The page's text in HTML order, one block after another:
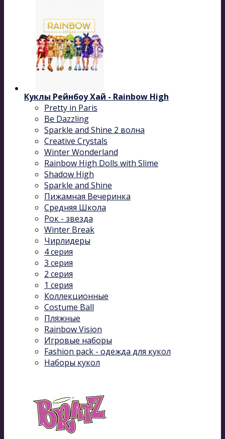
Куклы Рейнбоу Хай - Rainbow High
Pretty in Paris
Be Dazzling
Sparkle and Shine 2 волна
Сreative Сrystals
Winter Wonderland
Rainbow High Dolls with Slime
Shadow High
Sparkle and Shine
Пижамная Вечеринка
Средняя Школа
Рок - звезда
Winter Break
Чирлидеры
4 серия
3 серия
2 серия
1 серия
Коллекционные
Costume Ball
Пляжные
Rainbow Vision
Игровые наборы
Fashion pack - одежда для кукол
Наборы кукол